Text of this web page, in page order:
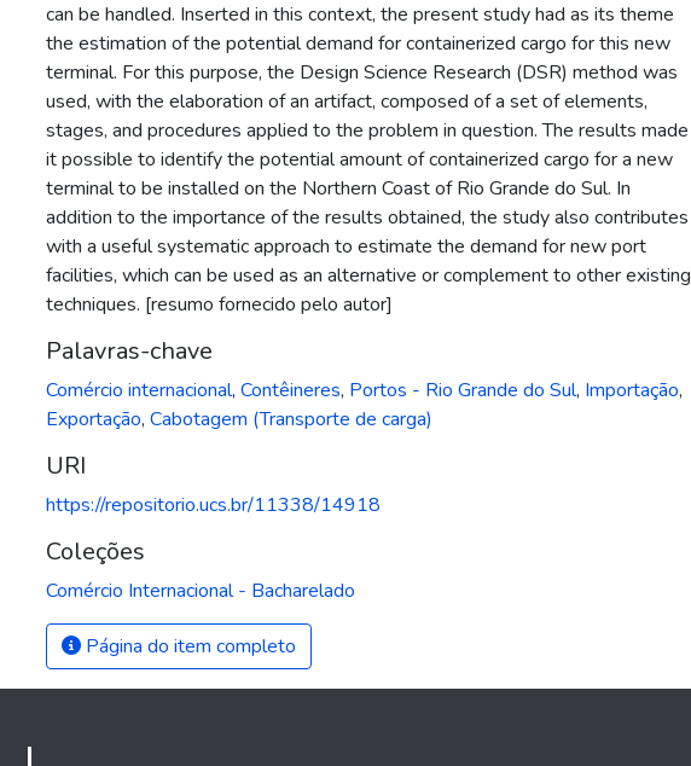
can be handled. Inserted in this context, the present study had as its theme
the estimation of the potential demand for containerized cargo for this new
terminal. For this purpose, the Design Science Research (DSR) method was
used, with the elaboration of an artifact, composed of a set of elements,
stages, and procedures applied to the problem in question. The results made
it possible to identify the potential amount of containerized cargo for a new
terminal to be installed on the Northern Coast of Rio Grande do Sul. In
addition to the importance of the results obtained, the study also contributes
with a useful systematic approach to estimate the demand for new port
facilities, which can be used as an alternative or complement to other existing
techniques. [resumo fornecido pelo autor]
Palavras-chave
Comércio internacional, Contêineres, Portos - Rio Grande do Sul, Importação,
Exportação, Cabotagem (Transporte de carga)
URI
https://repositorio.ucs.br/11338/14918
Coleções
Comércio Internacional - Bacharelado
Página do item completo